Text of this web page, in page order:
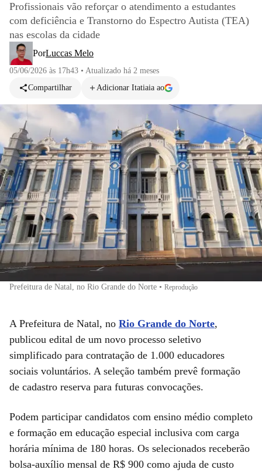
Profissionais vão reforçar o atendimento a estudantes
com deficiência e Transtorno do Espectro Autista (TEA)
nas escolas da cidade
PorLuccas Melo
05/06/2026 às 17h43 • Atualizado há 2 meses
Compartilhar
Adicionar Itatiaia ao
Prefeitura de Natal, no Rio Grande do Norte • Reprodução
A Prefeitura de Natal, no Rio Grande do Norte,
publicou edital de um novo processo seletivo
simplificado para contratação de 1.000 educadores
sociais voluntários. A seleção também prevê formação
de cadastro reserva para futuras convocações.
Podem participar candidatos com ensino médio completo
e formação em educação especial inclusiva com carga
horária mínima de 180 horas. Os selecionados receberão
bolsa-auxílio mensal de R$ 900 como ajuda de custo